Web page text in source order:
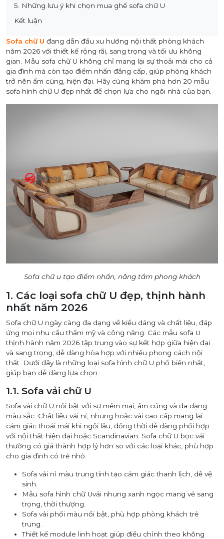
5. Những lưu ý khi chọn mua ghế sofa chữ U
Kết luận
Sofa chữ U đang dẫn đầu xu hướng nội thất phòng khách
năm 2026 với thiết kế rộng rãi, sang trọng và tối ưu không
gian. Mẫu sofa chữ U không chỉ mang lại sự thoải mái cho cả
gia đình mà còn tạo điểm nhấn đẳng cấp, giúp phòng khách
trở nên ấm cúng, hiện đại. Hãy cùng khám phá hơn 20 mẫu
sofa hình chữ U đẹp nhất để chọn lựa cho ngôi nhà của bạn.
Sofa chữ u tạo điểm nhấn, nâng tầm phong khách
1. Các loại sofa chữ U đẹp, thịnh hành
nhất năm 2026
Sofa chữ U ngày càng đa dạng về kiểu dáng và chất liệu, đáp
ứng mọi nhu cầu thẩm mỹ và công năng. Các mẫu sofa U
thịnh hành năm 2026 tập trung vào sự kết hợp giữa hiện đại
và sang trọng, dễ dàng hòa hợp với nhiều phong cách nội
thất. Dưới đây là những loại sofa hình chữ U phổ biến nhất,
giúp bạn dễ dàng lựa chọn.
1.1. Sofa vải chữ U
Sofa vải chữ U nổi bật với sự mềm mại, ấm cúng và đa dạng
màu sắc. Chất liệu vải nỉ, nhung hoặc vải cao cấp mang lại
cảm giác thoải mái khi ngồi lâu, đồng thời dễ dàng phối hợp
với nội thất hiện đại hoặc Scandinavian. Sofa chữ U bọc vải
thường có giá thành hợp lý hơn so với các loại khác, phù hợp
cho gia đình có trẻ nhỏ.
Sofa vải nỉ màu trung tính tạo cảm giác thanh lịch, dễ vệ
sinh.
Mẫu sofa hình chữ Uvải nhung xanh ngọc mang vẻ sang
trọng, thời thượng.
Sofa vải phối màu nổi bật, phù hợp phòng khách trẻ
trung.
Thiết kế module linh hoạt giúp điều chỉnh theo không